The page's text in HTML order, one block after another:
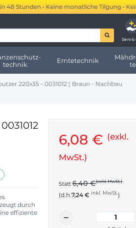
• Keine monatliche Tilgung • Kein
technik
Erntetechnik
220x35 - 0031012 | Braun - Nachbau
durch
effiziente
6,08 € (exkl.
MwSt.)
Statt 6,40 €(exkl. MwSt.)
(d.h.7,24 € inkl. MwSt.)